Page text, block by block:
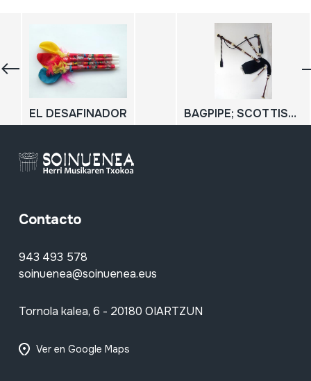
EL DESAFINADOR BAGPIPE; SCOTTISH BAGPIPE
Contacto
943 493 578
soinuenea@soinuenea.eus
Tornola kalea, 6 - 20180 OIARTZUN
Ver en Google Maps